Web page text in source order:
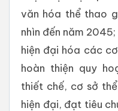
văn hóa thể thao
nhìn đến năm
hiện đại hóa các
hoàn thiện quy
thiết chế, cơ sở
hiện đại, đạt tiêu